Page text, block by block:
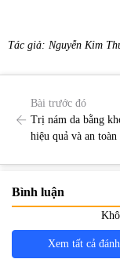
Tác giả: Nguyễn Kim
Bài trước đó
Trị nám da bằng
hiệu quả và an toàn
Bình luận
Xem tất cả